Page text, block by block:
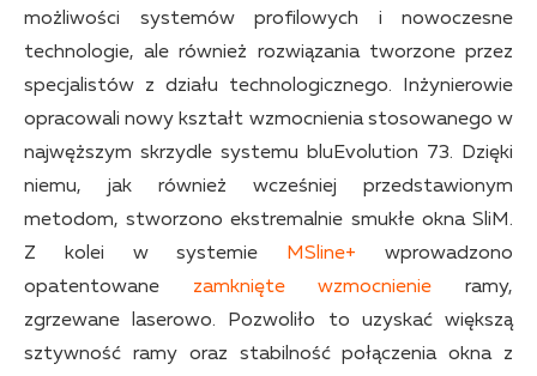
możliwości systemów profilowych i nowoczesne
technologie, ale również rozwiązania tworzone przez
specjalistów z działu technologicznego. Inżynierowie
opracowali nowy kształt wzmocnienia stosowanego w
najwęższym skrzydle systemu bluEvolution 73. Dzięki
niemu, jak również wcześniej przedstawionym
metodom, stworzono ekstremalnie smukłe okna SliM.
Z kolei w systemie
MSline+ wprowadzono
opatentowane zamknięte wzmocnienie ramy,
zgrzewane laserowo. Pozwoliło to uzyskać większą
sztywność ramy oraz stabilność połączenia okna z